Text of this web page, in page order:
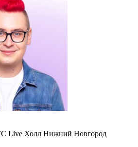
Live Холл Нижний Новгород